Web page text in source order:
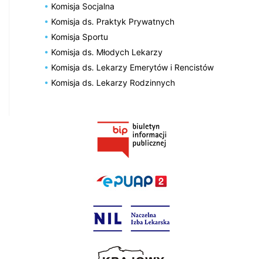
Komisja Socjalna
Komisja ds. Praktyk Prywatnych
Komisja Sportu
Komisja ds. Młodych Lekarzy
Komisja ds. Lekarzy Emerytów i Rencistów
Komisja ds. Lekarzy Rodzinnych